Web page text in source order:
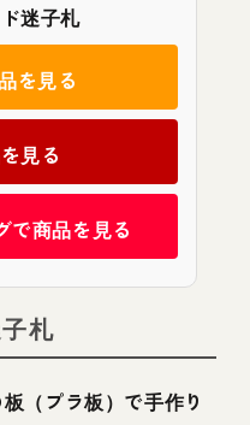
迷子札
を見る
見る
で商品を見る
札
（プラ板）で手作り